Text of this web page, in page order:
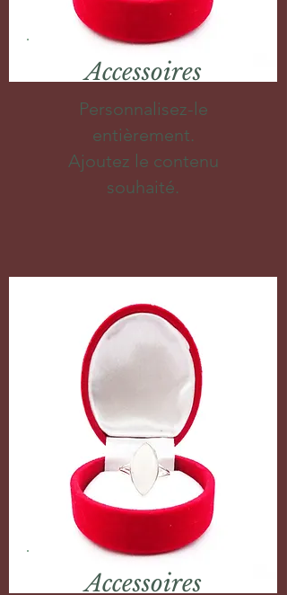
Accessoires
Personnalisez-le
entièrement.
Ajoutez le contenu
souhaité.
Accessoires